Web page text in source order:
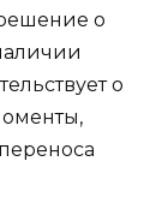
о
о